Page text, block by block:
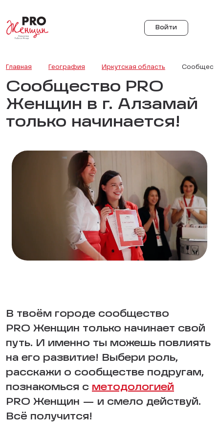
Войти
Главная География Иркутская область
Сообщество PRO
Женщин в г. Алзамай
только начинается!
В твоём городе сообщество
PRO Женщин только начинает свой
путь. И именно ты можешь повлиять
на его развитие! Выбери роль,
расскажи о сообществе подругам,
познакомься с методологией
PRO Женщин — и смело действуй.
Всё получится!